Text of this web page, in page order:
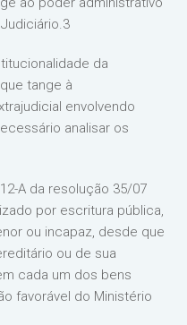
da
tange à
envolvendo
analisar os
A da resolução 35/07
por escritura pública,
ou incapaz, desde que
ou de sua
cada um dos bens
favorável do Ministério